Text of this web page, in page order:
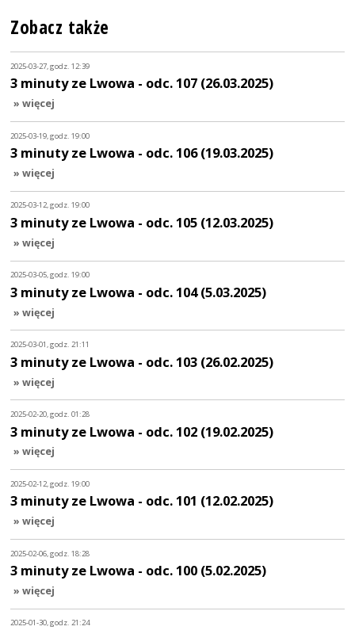
Zobacz także
2025-03-27, godz. 12:39
3 minuty ze Lwowa - odc. 107 (26.03.2025)
» więcej
2025-03-19, godz. 19:00
3 minuty ze Lwowa - odc. 106 (19.03.2025)
» więcej
2025-03-12, godz. 19:00
3 minuty ze Lwowa - odc. 105 (12.03.2025)
» więcej
2025-03-05, godz. 19:00
3 minuty ze Lwowa - odc. 104 (5.03.2025)
» więcej
2025-03-01, godz. 21:11
3 minuty ze Lwowa - odc. 103 (26.02.2025)
» więcej
2025-02-20, godz. 01:28
3 minuty ze Lwowa - odc. 102 (19.02.2025)
» więcej
2025-02-12, godz. 19:00
3 minuty ze Lwowa - odc. 101 (12.02.2025)
» więcej
2025-02-06, godz. 18:28
3 minuty ze Lwowa - odc. 100 (5.02.2025)
» więcej
2025-01-30, godz. 21:24